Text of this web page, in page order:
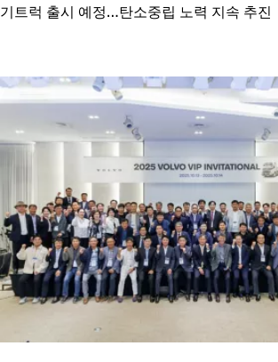
기트럭 출시 예정…탄소중립 노력 지속 추진